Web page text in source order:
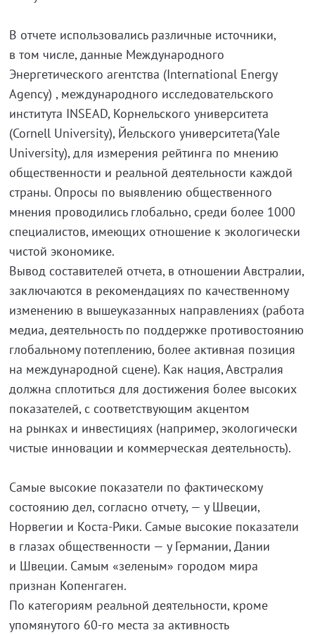
В отчете использовались различные источники,
в том числе, данные Международного
Энергетического агентства (International Energy
Agency) , международного исследовательского
института INSEAD, Корнельского университета
(Cornell University), Йельского университета(Yale
University), для измерения рейтинга по мнению
общественности и реальной деятельности каждой
страны. Опросы по выявлению общественного
мнения проводились глобально, среди более 1000
специалистов, имеющих отношение к экологически
чистой экономике.
Вывод составителей отчета, в отношении Австралии,
заключаются в рекомендациях по качественному
изменению в вышеуказанных направлениях (работа
медиа, деятельность по поддержке противостоянию
глобальному потеплению, более активная позиция
на международной сцене). Как нация, Австралия
должна сплотиться для достижения более высоких
показателей, с соответствующим акцентом
на рынках и инвестициях (например, экологически
чистые инновации и коммерческая деятельность).
Самые высокие показатели по фактическому
состоянию дел, согласно отчету, — у Швеции,
Норвегии и Коста-Рики. Самые высокие показатели
в глазах общественности — у Германии, Дании
и Швеции. Самым «зеленым» городом мира
признан Копенгаген.
По категориям реальной деятельности, кроме
упомянутого 60-го места за активность